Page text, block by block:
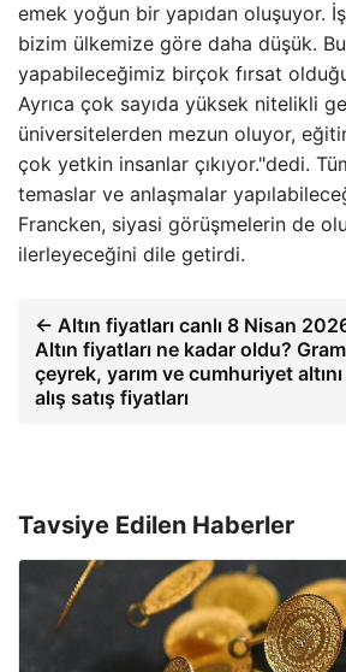
emek yoğun bir yapıdan oluşuyor.
bizim ülkemize göre daha düşük.
yapabileceğimiz birçok fırsat
Ayrıca çok sayıda yüksek nitelikli
üniversitelerden mezun oluyor,
çok yetkin insanlar çıkıyor."dedi.
temaslar ve anlaşmalar
Francken, siyasi görüşmelerin de
ilerleyeceğini dile getirdi.
← Altın fiyatları canlı 8 Nisan
Altın fiyatları ne kadar oldu?
çeyrek, yarım ve cumhuriyet altını
alış satış fiyatları
Tavsiye Edilen Haberler